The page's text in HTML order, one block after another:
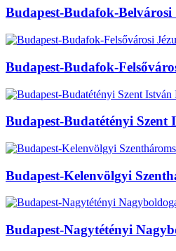
Budapest-Budafok-
Budapest-Budafok-
Budapest-Budatétényi
Budapest-Kelenvölgyi
Budapest-Nagytétényi